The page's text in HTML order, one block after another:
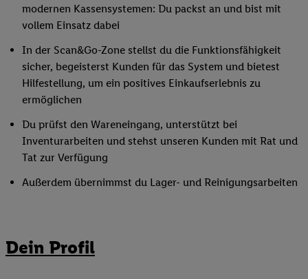
modernen Kassensystemen: Du packst an und bist mit
vollem Einsatz dabei
In der Scan&Go-Zone stellst du die Funktionsfähigkeit
sicher, begeisterst Kunden für das System und bietest
Hilfestellung, um ein positives Einkaufserlebnis zu
ermöglichen
Du prüfst den Wareneingang, unterstützt bei
Inventurarbeiten und stehst unseren Kunden mit Rat und
Tat zur Verfügung
Außerdem übernimmst du Lager- und Reinigungsarbeiten
Dein Profil